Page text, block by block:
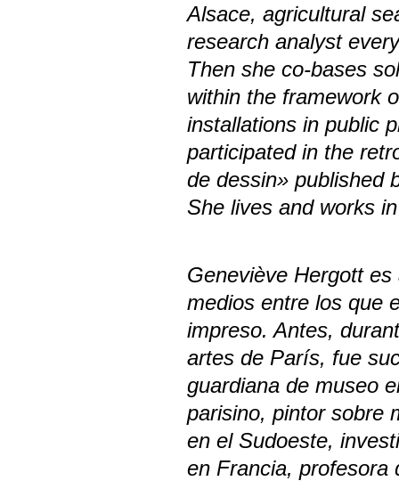
Alsace, agricultural
research analyst
Then she co-bases
within the framework
installations in public
participated in the
de dessin» published
She lives and works
Geneviève Hergott
medios entre los que
impreso. Antes,
artes de París, fue
guardiana de museo
parisino, pintor sobre
en el Sudoeste,
en Francia, profesora